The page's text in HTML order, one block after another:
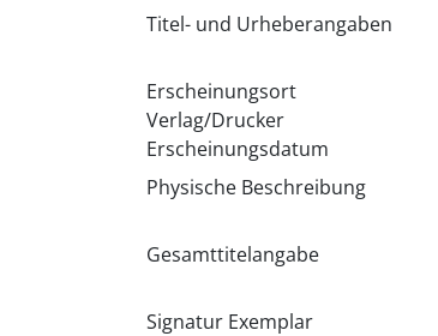
Titel- und Urheberangaben
Erscheinungsort
Verlag/Drucker
Erscheinungsdatum
Physische Beschreibung
Gesamttitelangabe
Signatur Exemplar